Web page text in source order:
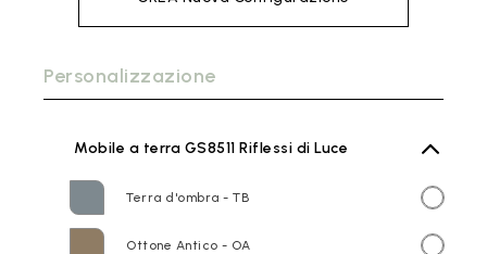
Personalizzazione
Mobile a terra GS8511 Riflessi di Luce
Terra d'ombra - TB
Ottone Antico - OA